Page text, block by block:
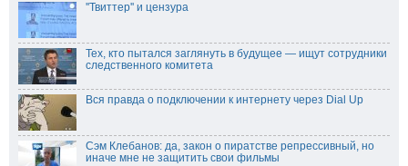
''Твиттер'' и цензура
Тех, кто пытался заглянуть в будущее — ищут сотрудники
следственного комитета
Вся правда о подключении к интернету через Dial Up
Сэм Клебанов: да, закон о пиратстве репрессивный, но
иначе мне не защитить свои фильмы